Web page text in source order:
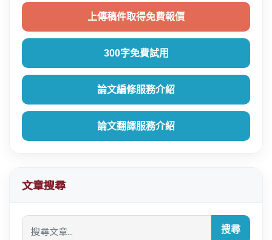
上傳稿件取得免費報價
300字免費試用
論文編修服務介紹
論文翻譯服務介紹
文章搜尋
搜尋